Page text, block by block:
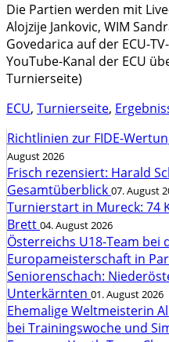
Die Partien werden mit
Alojzije Jankovic, WIM
Govedarica auf der ECU-
YouTube-Kanal der ECU
Turnierseite)
ECU, Turnierseite,
Richtlinien zur FIDE-
August 2026
Frisch rezensiert: Harald
Gesamtüberblick 07. August
Turnierstart in Mureck: 74
Brett 04. August 2026
Österreichs U18-Team bei
Europameisterschaft in
Seniorenschach:
Unterkärnten 01. August 2026
Ehemalige Weltmeisterin
bei Trainingswoche und